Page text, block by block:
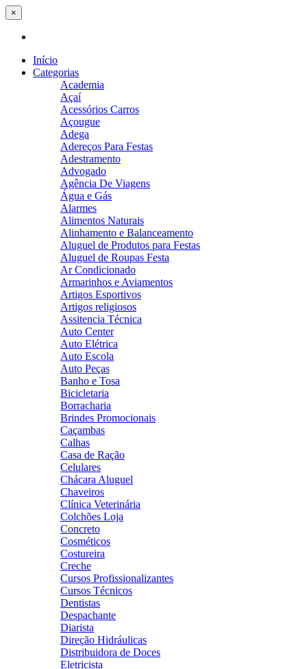
×
Início
Categorias
Academia
Açaí
Acessórios Carros
Açougue
Adega
Adereços Para Festas
Adestramento
Advogado
Agência De Viagens
Água e Gás
Alarmes
Alimentos Naturais
Alinhamento e Balanceamento
Aluguel de Produtos para Festas
Aluguel de Roupas Festa
Ar Condicionado
Armarinhos e Aviamentos
Artigos Esportivos
Artigos religiosos
Assitencia Técnica
Auto Center
Auto Elétrica
Auto Escola
Auto Peças
Banho e Tosa
Bicicletaria
Borracharia
Brindes Promocionais
Caçambas
Calhas
Casa de Ração
Celulares
Chácara Aluguel
Chaveiros
Clínica Veterinária
Colchões Loja
Concreto
Cosméticos
Costureira
Creche
Cursos Profissionalizantes
Cursos Técnicos
Dentistas
Despachante
Diarista
Direção Hidráulicas
Distribuidora de Doces
Eletricista